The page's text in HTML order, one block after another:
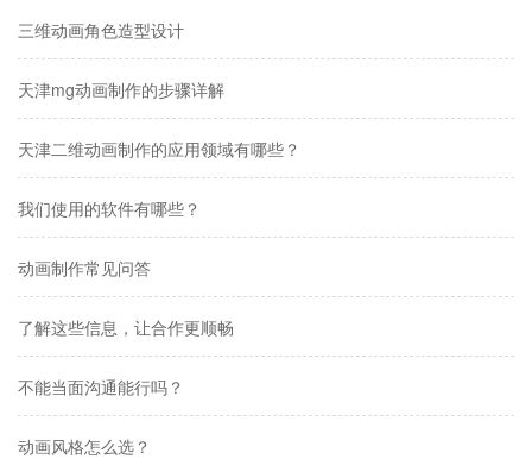
三维动画角色造型设计
天津mg动画制作的步骤详解
天津二维动画制作的应用领域有哪些？
我们使用的软件有哪些？
动画制作常见问答
了解这些信息，让合作更顺畅
不能当面沟通能行吗？
动画风格怎么选？